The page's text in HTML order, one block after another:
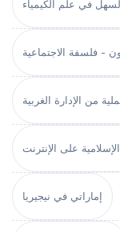
في علم الكيمياء
- فلسفة الاجتماعية
من الإدارة الغربية
على الإنترنت
إماراتي في نيجيريا